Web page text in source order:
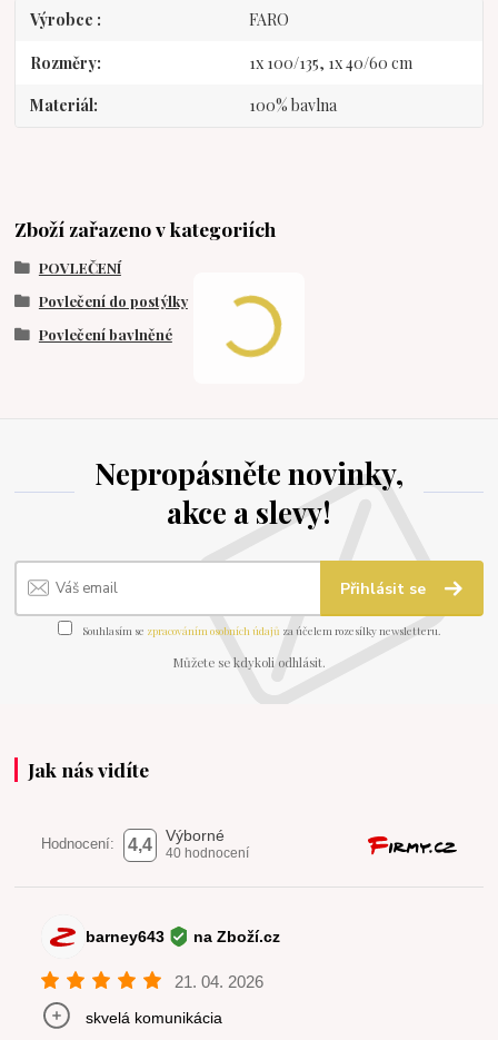
Výrobce FARO
Rozměry 1x 100/135, 1x 40/60 cm
Materiál 100% bavlna
Zboží zařazeno v kategoriích
POVLEČENÍ
Povlečení do postýlky
Povlečení bavlněné
Nepropásněte novinky,
akce a slevy!
Přihlásit se
Souhlasím se zpracováním osobních údajů za účelem rozesílky newsletteru.
Můžete se kdykoli odhlásit.
Jak nás vidíte